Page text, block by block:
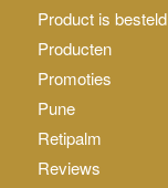
Product is besteld
Producten
Promoties
Pune
Retipalm
Reviews